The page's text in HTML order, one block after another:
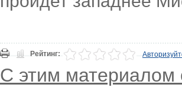
Рейтинг:
С этим материалом